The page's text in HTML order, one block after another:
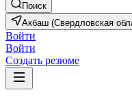
Поиск
Акбаш (Свердловская
Войти
Войти
Создать резюме